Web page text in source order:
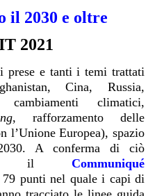
il 2030 e oltre
2021
prese e tanti i temi trattati
Cina, Russia,
cambiamenti climatici,
, rafforzamento delle
l’Unione Europea), spazio
A conferma di ciò
il
Communiqué
punti nel quale i capi di